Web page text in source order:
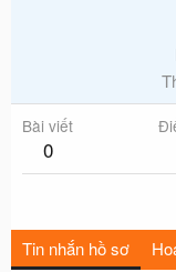
Bài viết
0
Tin nhắn hồ sơ